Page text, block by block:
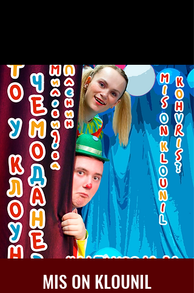
MIS ON KLOUNIL